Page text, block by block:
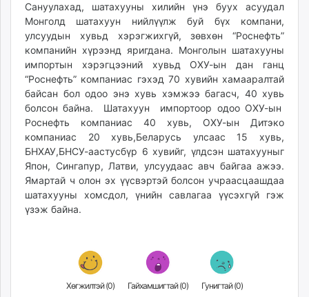
unread.today
Сануулахад, шатахууны хилийн үнэ буух асуудал
Монголд шатахуун нийлүүлж буй бүх компани,
улсуудын хувьд хэрэгжихгүй, зөвхөн “Роснефть”
компанийн хүрээнд яригдана. Монголын шатахууны
импортын хэрэгцээний хувьд ОХУ-ын дан ганц
“Роснефть” компаниас гэхэд 70 хувийн хамааралтай
байсан бол одоо энэ хувь хэмжээ багасч, 40 хувь
болсон байна. Шатахуун импортоор одоо ОХУ-ын
Роснефть компаниас 40 хувь, ОХУ-ын Дитэко
компаниас 20 хувь,Беларусь улсаас 15 хувь,
БНХАУ,БНСУ-аастусбүр 6 хувийг, үлдсэн шатахууныг
Япон, Сингапур, Латви, улсуудаас авч байгаа ажээ.
Ямартай ч олон эх үүсвэртэй болсон учраасцаашдаа
шатахууны хомсдол, үнийн савлагаа үүсэхгүй гэж
үзэж байна.
Хөгжилтэй (0) Гайхамшигтай (0) Гунигтай (0)